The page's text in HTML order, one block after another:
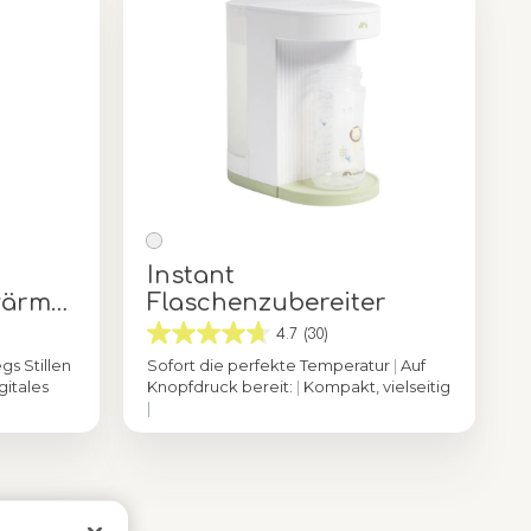
Stillen
Grün
Instant
Flaschenzubereiter
4.7 (30)
Sofort die perfekte Temperatur | Auf
Knopfdruck bereit: | Kompakt, vielseitig
|
Farbe Weiss